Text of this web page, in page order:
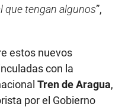
que tengan algunos”,
estos nuevos
con la
Tren de Aragua,
por el Gobierno